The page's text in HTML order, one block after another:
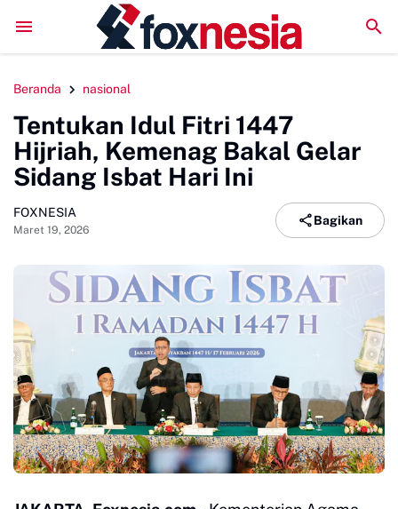
Mengawali Pengabdian dengan Sujud, Kapolresta Gowa
Beranda nasional
Tentukan Idul Fitri 1447
Hijriah, Kemenag Bakal Gelar
Sidang Isbat Hari Ini
FOXNESIA
Maret 19, 2026
Bagikan